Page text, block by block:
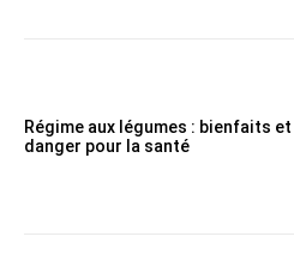
Régime aux légumes : bienfaits et
danger pour la santé